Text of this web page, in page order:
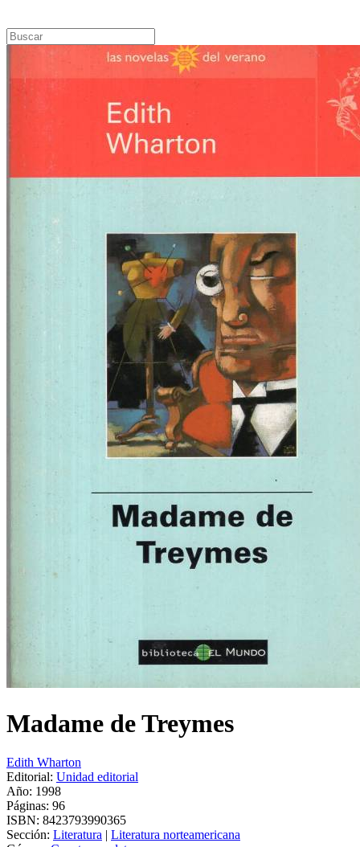
Madame de Treymes
Edith Wharton
Editorial: Unidad editorial
Año: 1998
Páginas: 96
ISBN: 8423793990365
Sección: Literatura | Literatura norteamericana